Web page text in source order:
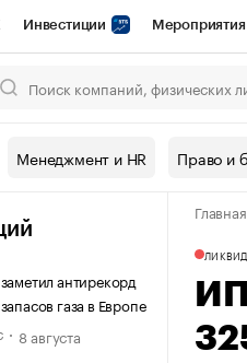
Инвестиции Мероприятия
Конференции СПб
Рынок
Менеджмент и HR Право и
антирекорд
газа в Европе
8 августа
Главная